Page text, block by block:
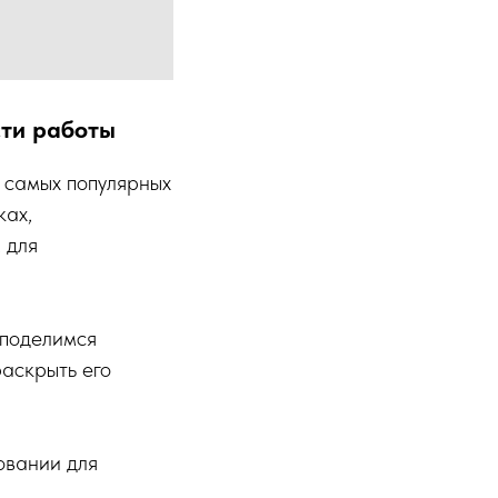
работы
популярных
его
для